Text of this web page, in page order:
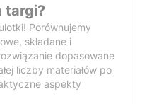
targi?
Porównujemy
składane i
dopasowane
liczby materiałów po
aspekty